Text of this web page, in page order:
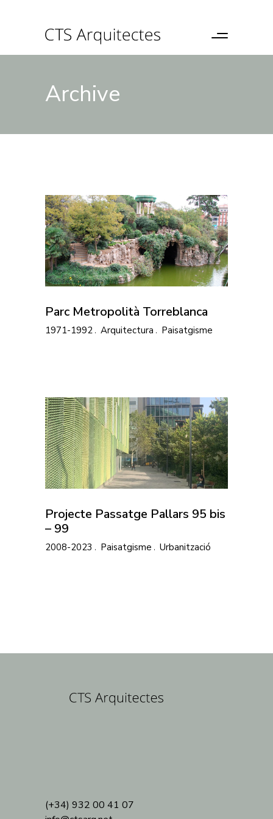
Archive
Parc Metropolità Torreblanca
1971-1992 Arquitectura Paisatgisme
Projecte Passatge Pallars 95 bis
– 99
2008-2023 Paisatgisme Urbanització
(+34) 932 00 41 07